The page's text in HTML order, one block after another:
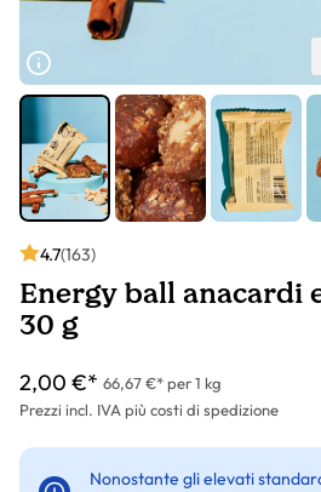
4.7(163)
Energy ball anacardi
30 g
2,00 €* 66,67 €* per 1 kg
Prezzi incl. IVA più costi di spedizione
Nonostante gli elevati